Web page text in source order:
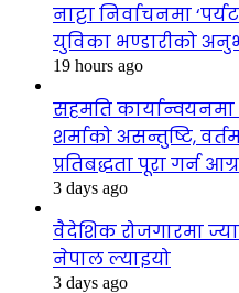
नाट्टा निर्वाचनमा
युविका भण्डारीको
19 hours ago
सहमति कार्यान्वयनमा
शर्माको असन्तुष्टि,
प्रतिबद्धता पूरा गर्न
3 days ago
वैदेशिक रोजगारमा
नेपाल ल्याइयो
3 days ago